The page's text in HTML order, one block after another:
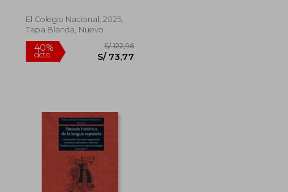
S/ 203,61
S/ 122,16
El Colegio Nacional, 2025,
Tapa Blanda, Nuevo
40%
dcto.